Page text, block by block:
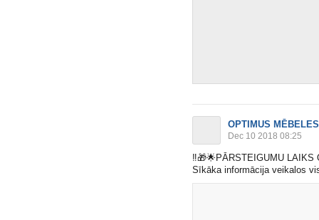
OPTIMUS MĒBELES
Dec 10 2018 08:25
‼️🎁🌟PĀRSTEIGUMU
Sīkāka informācija veikalos